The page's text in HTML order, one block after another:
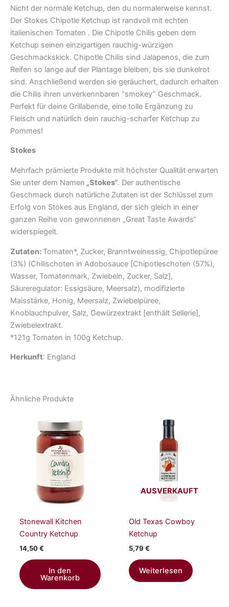
Nicht der normale Ketchup, den du normalerweise kennst.
Der Stokes Chipotle Ketchup ist randvoll mit echten
italienischen Tomaten . Die Chipotle Chilis geben dem
Ketchup seinen einzigartigen rauchig-würzigen
Geschmackskick. Chipotle Chilis sind Jalapenos, die zum
Reifen so lange auf der Plantage bleiben, bis sie dunkelrot
sind. Anschließend werden sie geräuchert, dadurch erhalten
die Chilis ihren unverkennbaren “smokey” Geschmack.
Perfekt für deine Grillabende, eine tolle Ergänzung zu
Fleisch und natürlich dein rauchig-scharfer Ketchup zu
Pommes!
Stokes
Mehrfach prämierte Produkte mit höchster Qualität erwarten
Sie unter dem Namen „Stokes“. Der authentische
Geschmack durch natürliche Zutaten ist der Schlüssel zum
Erfolg von Stokes aus England, der sich gleich in einer
ganzen Reihe von gewonnenen „Great Taste Awards“
widerspiegelt.
Zutaten: Tomaten*, Zucker, Branntweinessig, Chipotlepüree
(3%) (Chilischoten in Adobosauce [Chipotleschoten (57%),
Wasser, Tomatenmark, Zwiebeln, Zucker, Salz],
Säureregulator: Essigsäure, Meersalz), modifizierte
Maisstärke, Honig, Meersalz, Zwiebelpüree,
Knoblauchpulver, Salz, Gewürzextrakt [enthält Sellerie],
Zwiebelextrakt.
*121g Tomaten in 100g Ketchup.
Herkunft: England
Ähnliche Produkte
Stonewall Kitchen
Country Ketchup
14,50€
In den
Warenkorb
AUSVERKAUFT
Old Texas Cowboy
Ketchup
5,79 €
Weiterlesen